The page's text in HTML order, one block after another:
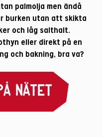
palmolja men ändå
burken utan att skikta
och låg salthalt.
eller direkt på en
och bakning, bra va?
NÄTET